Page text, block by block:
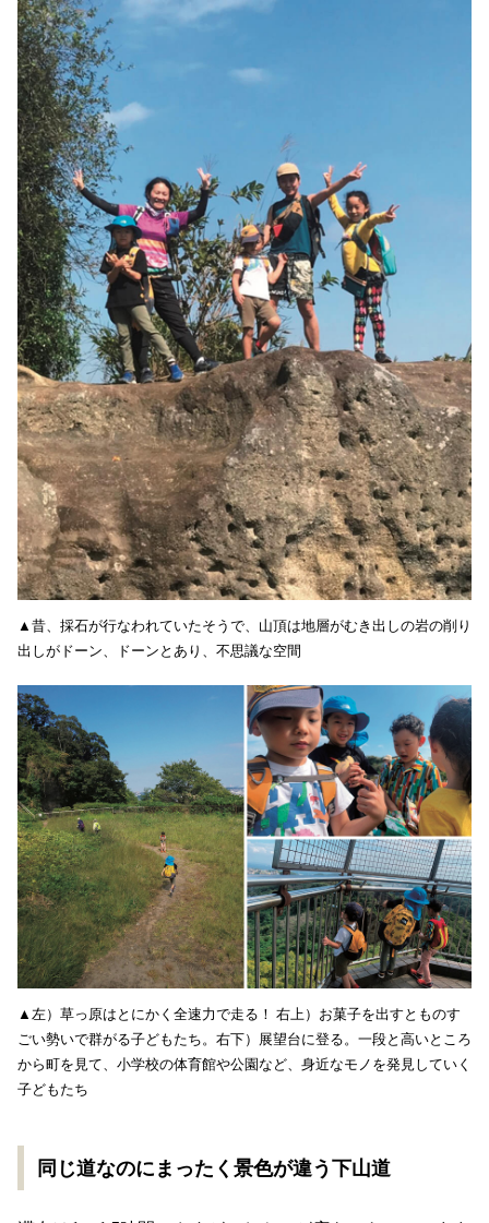
▲昔、採石が行なわれていたそうで、山頂は地層がむき出しの岩の削り
出しがドーン、ドーンとあり、不思議な空間
▲左）草っ原はとにかく全速力で走る！ 右上）お菓子を出すとものす
ごい勢いで群がる子どもたち。右下）展望台に登る。一段と高いところ
から町を見て、小学校の体育館や公園など、身近なモノを発見していく
子どもたち
同じ道なのにまったく景色が違う下山道